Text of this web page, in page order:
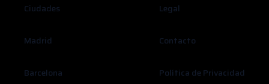
Ciudades
Madrid
Barcelona
Legal
Contacto
Política de Privacidad